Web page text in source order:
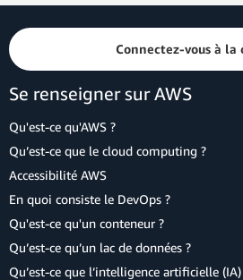
Connectez-vous à la
Se renseigner sur AWS
Qu'est-ce qu'AWS ?
Qu’est-ce que le cloud computing ?
Accessibilité AWS
En quoi consiste le DevOps ?
Qu'est-ce qu'un conteneur ?
Qu’est-ce qu’un lac de données ?
Qu’est-ce que l’intelligence artificielle (IA)